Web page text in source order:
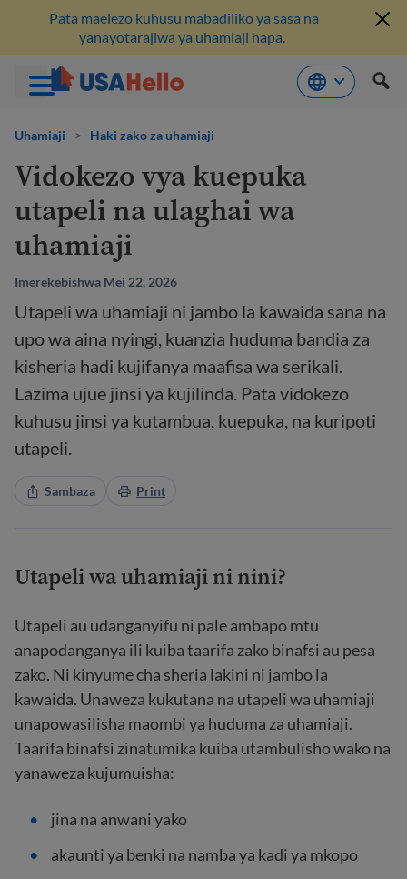
hadi
maudhui
Pata maelezo kuhusu mabadiliko ya sasa na
yanayotarajiwa ya uhamiaji hapa.
Uhamiaji > Haki zako za uhamiaji
Vidokezo vya kuepuka
utapeli na ulaghai wa
uhamiaji
Imerekebishwa Mei 22, 2026
Utapeli wa uhamiaji ni jambo la kawaida sana na
upo wa aina nyingi, kuanzia huduma bandia za
kisheria hadi kujifanya maafisa wa serikali.
Lazima ujue jinsi ya kujilinda. Pata vidokezo
kuhusu jinsi ya kutambua, kuepuka, na kuripoti
utapeli.
Sambaza Print
Utapeli wa uhamiaji ni nini?
Utapeli au udanganyifu ni pale ambapo mtu
anapodanganya ili kuiba taarifa zako binafsi au pesa
zako. Ni kinyume cha sheria lakini ni jambo la
kawaida. Unaweza kukutana na utapeli wa uhamiaji
unapowasilisha maombi ya huduma za uhamiaji.
Taarifa binafsi zinatumika kuiba utambulisho wako na
yanaweza kujumuisha:
jina na anwani yako
akaunti ya benki na namba ya kadi ya mkopo